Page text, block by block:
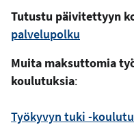
Tutustu päivitettyyn
palvelupolku
Muita maksuttomia
koulutuksia:
Työkyvyn tuki -